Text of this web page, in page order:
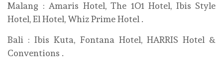
Malang : Amaris Hotel, The 1O1 Hotel, Ibis Style
Hotel, El Hotel, Whiz Prime Hotel .
Bali : Ibis Kuta, Fontana Hotel, HARRIS Hotel &
Conventions .